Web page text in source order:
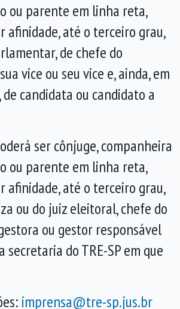
ou parente em linha reta,
afinidade, até o terceiro grau,
de chefe do
vice ou seu vice e, ainda, em
candidata ou candidato a
ser cônjuge, companheira
ou parente em linha reta,
afinidade, até o terceiro grau,
ou do juiz eleitoral, chefe do
ou gestor responsável
secretaria do TRE-SP em que
imprensa@tre-sp.jus.br